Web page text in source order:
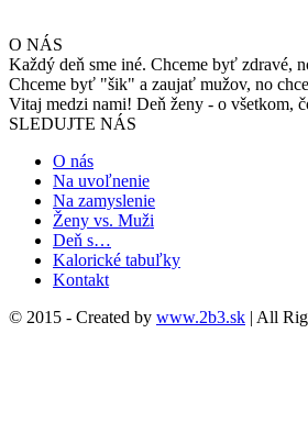
O NÁS
Každý deň sme iné. Chceme byť zdravé,
Chceme byť "šik" a zaujať mužov, no
Vitaj medzi nami! Deň ženy - o všetkom,
SLEDUJTE NÁS
O nás
Na uvoľnenie
Na zamyslenie
Ženy vs. Muži
Deň s…
Kalorické tabuľky
Kontakt
© 2015 - Created by www.2b3.sk | All